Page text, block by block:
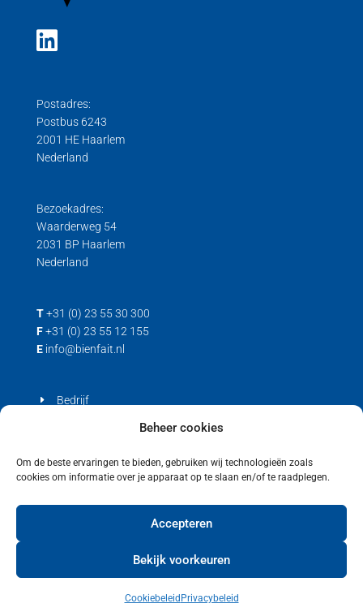
Beheer cookies
Om de beste ervaringen te bieden, gebruiken wij technologieën zoals
cookies om informatie over je apparaat op te slaan en/of te raadplegen.
Accepteren
Bekijk voorkeuren
Cookiebeleid Privacybeleid
Postadres:
Postbus 6243
2001 HE Haarlem
Nederland
Bezoekadres:
Waarderweg 54
2031 BP Haarlem
Nederland
T +31 (0) 23 55 30 300
F +31 (0) 23 55 12 155
E info@bienfait.nl
Bedrijf
Cookiebeleid (EU)
Copyright © 2021 Bienfait